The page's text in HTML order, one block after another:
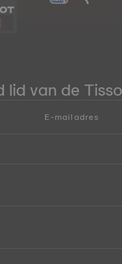
lid van de
E-mailadres